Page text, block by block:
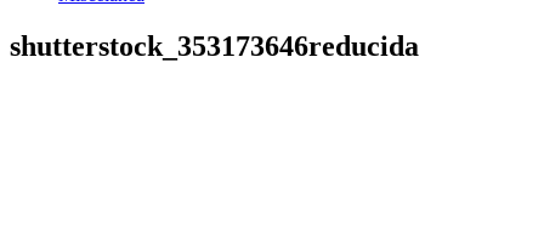
shutterstock_353173646reducida